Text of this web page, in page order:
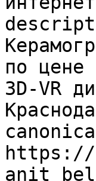
по цене
3D-VR
https://